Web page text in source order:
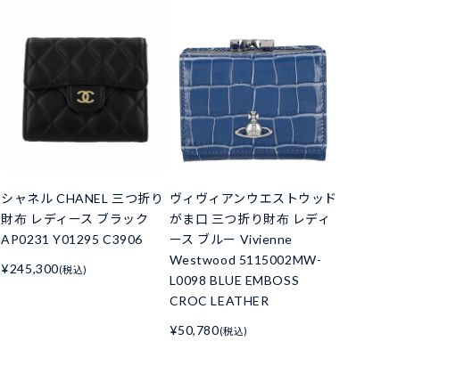
シャネル CHANEL 三つ折り
財布 レディース ブラック
AP0231 Y01295 C3906
¥245,300(税込)
ヴィヴィアンウエストウッド
がま口 三つ折り財布 レディ
ース ブルー Vivienne
Westwood 5115002MW-
L0098 BLUE EMBOSS
CROC LEATHER
¥50,780(税込)